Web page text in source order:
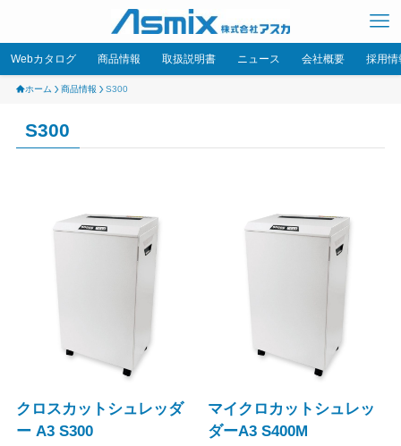
Webカタログ 商品情報 取扱説明書 ニュース 会社概要 採用情
ホーム 商品情報 S300
S300
クロスカットシュレッダ
ー A3 S300
マイクロカットシュレッ
ダーA3 S400M